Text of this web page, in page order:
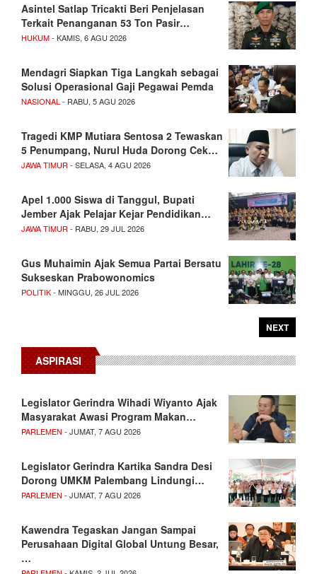
Asintel Satlap Tricakti Beri Penjelasan
Terkait Penanganan 53 Ton Pasir…
HUKUM- KAMIS, 6 AGU 2026
Mendagri Siapkan Tiga Langkah sebagai
Solusi Operasional Gaji Pegawai Pemda
NASIONAL - RABU, 5 AGU 2026
Tragedi KMP Mutiara Sentosa 2 Tewaskan
5 Penumpang, Nurul Huda Dorong Cek…
JAWA TIMUR - SELASA, 4 AGU 2026
Apel 1.000 Siswa di Tanggul, Bupati
Jember Ajak Pelajar Kejar Pendidikan…
JAWA TIMUR - RABU, 29 JUL 2026
Gus Muhaimin Ajak Semua Partai Bersatu
Sukseskan Prabowonomics
POLITIK- MINGGU, 26 JUL 2026
NEXT
ASPIRASI
Legislator Gerindra Wihadi Wiyanto Ajak
Masyarakat Awasi Program Makan…
PARLEMEN - JUMAT, 7 AGU 2026
Legislator Gerindra Kartika Sandra Desi
Dorong UMKM Palembang Lindungi…
PARLEMEN - JUMAT, 7 AGU 2026
Kawendra Tegaskan Jangan Sampai
Perusahaan Digital Global Untung Besar,
…